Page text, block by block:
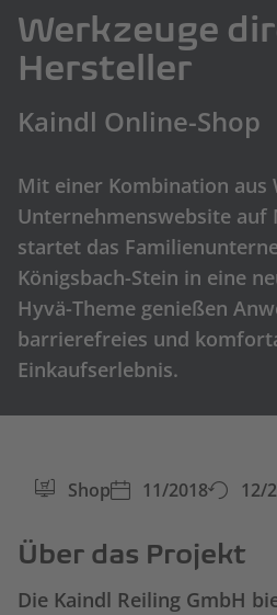
Werkzeuge
Hersteller
Kaindl Online-Shop
Mit einer Kombination aus
Unternehmenswebsite auf
startet das
Königsbach-Stein in eine
Hyvä-Theme genießen
barrierefreies und
Einkaufserlebnis.
Über das Projekt
Shop 11/2018 12/
Die Kaindl Reiling GmbH